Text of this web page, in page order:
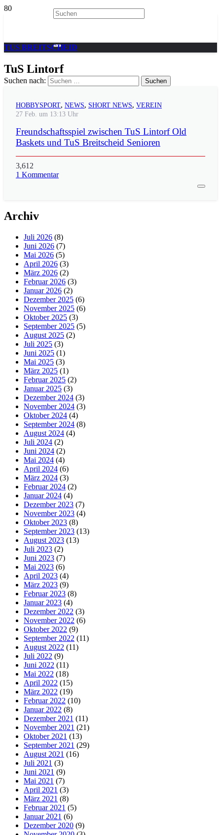
TUS BREITSCHEID
TuS Lintorf
Suchen nach:
HOBBYSPORT, NEWS, SHORT NEWS, VEREIN
27 Feb. um 13:13 Uhr
Freundschaftsspiel zwischen TuS Lintorf Old
Baskets und TuS Breitscheid Senioren
3,612
1 Kommentar
Archiv
Juli 2026 (8)
Juni 2026 (7)
Mai 2026 (5)
April 2026 (3)
März 2026 (2)
Februar 2026 (3)
Januar 2026 (2)
Dezember 2025 (6)
November 2025 (6)
Oktober 2025 (3)
September 2025 (5)
August 2025 (2)
Juli 2025 (3)
Juni 2025 (1)
Mai 2025 (3)
März 2025 (1)
Februar 2025 (2)
Januar 2025 (3)
Dezember 2024 (3)
November 2024 (3)
Oktober 2024 (4)
September 2024 (8)
August 2024 (4)
Juli 2024 (2)
Juni 2024 (2)
Mai 2024 (4)
April 2024 (6)
März 2024 (3)
Februar 2024 (2)
Januar 2024 (4)
Dezember 2023 (7)
November 2023 (4)
Oktober 2023 (8)
September 2023 (13)
August 2023 (13)
Juli 2023 (2)
Juni 2023 (7)
Mai 2023 (6)
April 2023 (4)
März 2023 (9)
Februar 2023 (8)
Januar 2023 (4)
Dezember 2022 (3)
November 2022 (6)
Oktober 2022 (9)
September 2022 (11)
August 2022 (11)
Juli 2022 (9)
Juni 2022 (11)
Mai 2022 (18)
April 2022 (15)
März 2022 (19)
Februar 2022 (10)
Januar 2022 (8)
Dezember 2021 (11)
November 2021 (21)
Oktober 2021 (13)
September 2021 (29)
August 2021 (16)
Juli 2021 (3)
Juni 2021 (9)
Mai 2021 (7)
April 2021 (3)
März 2021 (8)
Februar 2021 (5)
Januar 2021 (6)
Dezember 2020 (9)